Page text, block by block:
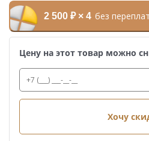
2 500 ₽ × 4 без переплат
Цену на этот товар можно
Хочу